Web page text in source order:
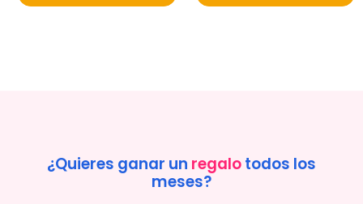
¿Quieres ganar un regalotodos los
meses?